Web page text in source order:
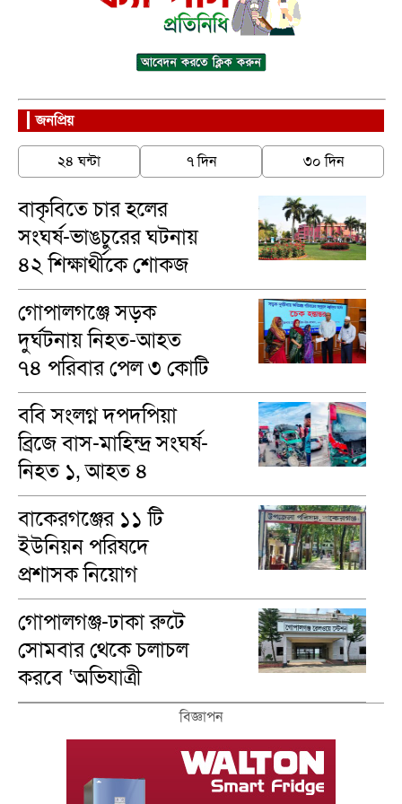
জনপ্রিয়
২৪ ঘন্টা ৭ দিন ৩০ দিন
বাকৃবিতে চার হলের
সংঘর্ষ-ভাঙচুরের ঘটনায়
৪২ শিক্ষার্থীকে শোকজ
গোপালগঞ্জে সড়ক
দুর্ঘটনায় নিহত-আহত
৭৪ পরিবার পেল ৩ কোটি
৪৬ লাখ টাকা
ববি সংলগ্ন দপদপিয়া
ব্রিজে বাস-মাহিন্দ্র সংঘর্ষ-
নিহত ১, আহত ৪
বাকেরগঞ্জের ১১ টি
ইউনিয়ন পরিষদে
প্রশাসক নিয়োগ
গোপালগঞ্জ-ঢাকা রুটে
সোমবার থেকে চলাচল
করবে ‘অভিযাত্রী
কমিউটার’ ট্রেন
বিজ্ঞাপন